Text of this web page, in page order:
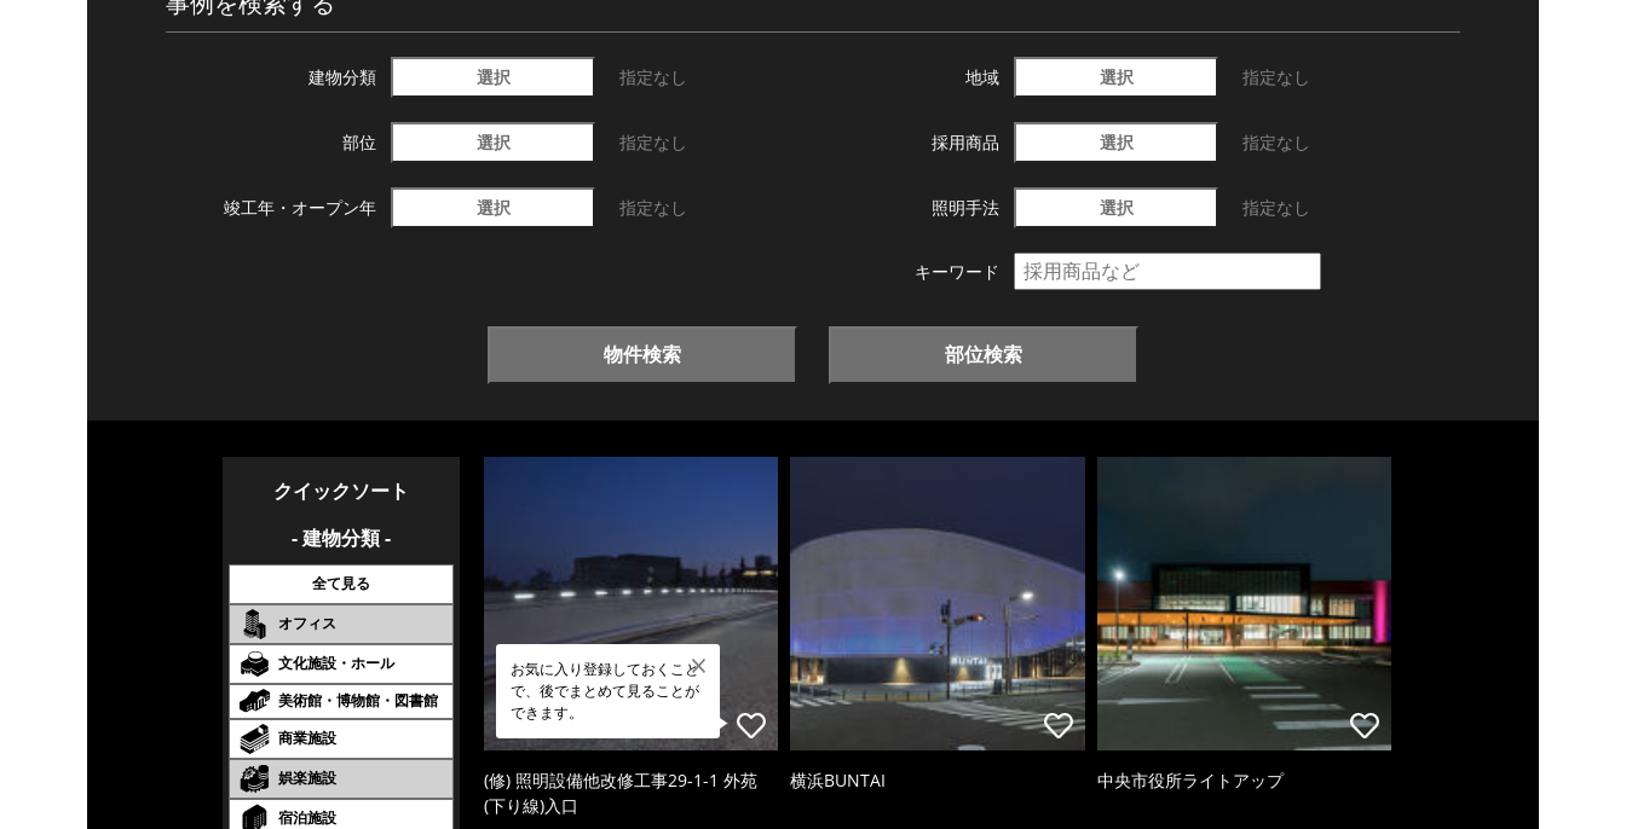
建物分類 選択 指定なし 地域 選択 指定なし
部位 選択 指定なし 採用商品 選択 指定なし
竣工年・ オープン年 選択 指定なし 照明手法 選択 指定なし
キーワード
物件検索 部位検索
クイックソート
- 建物分類 -
全て見る
オフィス
文化施設・ホール
美術館・博物館・図書館
商業施設
娯楽施設
宿泊施設
お気に入り登録しておくこと
で、後でまとめて見ることが
できます。
(修) 照明設備他改修工事29-1-1 外苑
(下り線)入口
横浜BUNTAI 中央市役所ライトアップ